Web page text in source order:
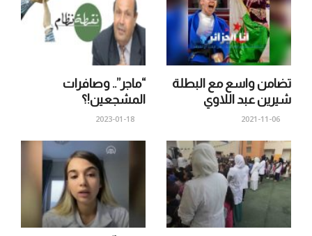
“ماجر”.. وصافرات
المشجعين!؟
2023-01-18
تضامن واسع مع البطلة
شيرين عبد اللاوي
2021-11-06